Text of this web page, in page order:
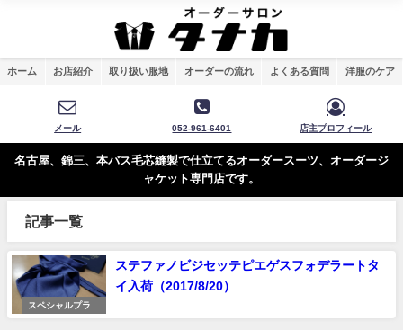
ホーム お店紹介 取り扱い服地 オーダーの流れ よくある質問 洋服のケア
メール 052-961-6401 店主プロフィール
名古屋、錦三、本バス毛芯縫製で仕立てるオーダースーツ、オーダージ
ャケット専門店です。
記事一覧
スペシャルプライ
ス
ステファノビジセッテピエゲスフォデラートタ
イ入荷（2017/8/20）